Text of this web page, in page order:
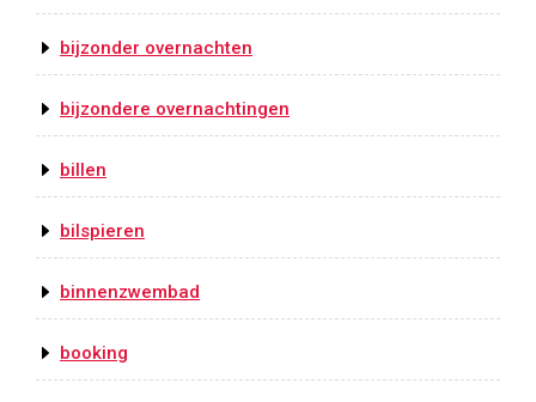
bijzonder overnachten
bijzondere overnachtingen
billen
bilspieren
binnenzwembad
booking